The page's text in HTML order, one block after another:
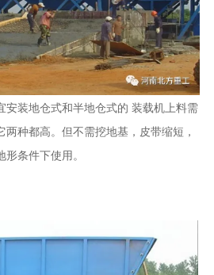
装地仓式和半地仓式的 装载机上料需
种都高。但不需挖地基，皮带缩短，
条件下使用。